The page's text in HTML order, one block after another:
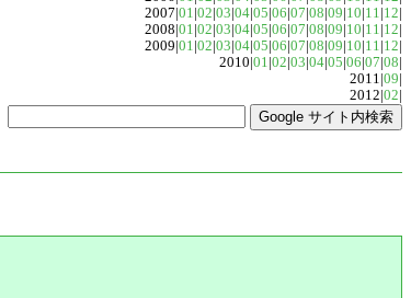
2007|01|02|03|04|05|06|07|08|09|10|11|12|
2008|01|02|03|04|05|06|07|08|09|10|11|12|
2009|01|02|03|04|05|06|07|08|09|10|11|12|
2010|01|02|03|04|05|06|07|08|
2011|09|
2012|02|